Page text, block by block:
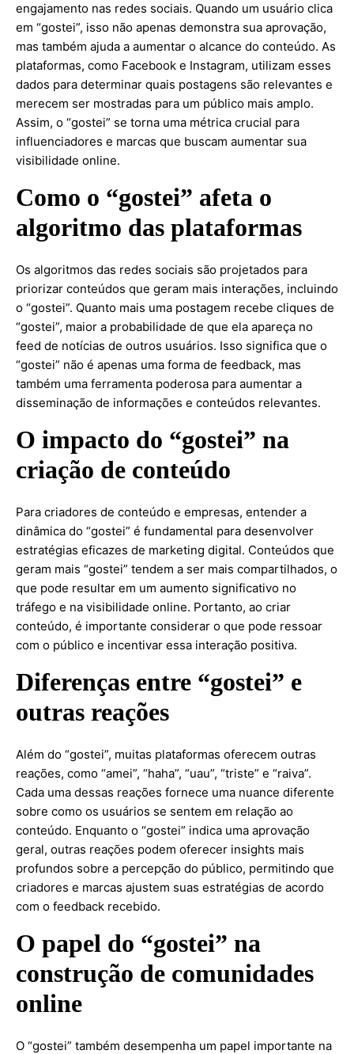
engajamento nas redes sociais. Quando um usuário clica
em “gostei”, isso não apenas demonstra sua aprovação,
mas também ajuda a aumentar o alcance do conteúdo. As
plataformas, como Facebook e Instagram, utilizam esses
dados para determinar quais postagens são relevantes e
merecem ser mostradas para um público mais amplo.
Assim, o “gostei” se torna uma métrica crucial para
influenciadores e marcas que buscam aumentar sua
visibilidade online.
Como o “gostei” afeta o
algoritmo das plataformas
Os algoritmos das redes sociais são projetados para
priorizar conteúdos que geram mais interações, incluindo
o “gostei”. Quanto mais uma postagem recebe cliques de
“gostei”, maior a probabilidade de que ela apareça no
feed de notícias de outros usuários. Isso significa que o
“gostei” não é apenas uma forma de feedback, mas
também uma ferramenta poderosa para aumentar a
disseminação de informações e conteúdos relevantes.
O impacto do “gostei” na
criação de conteúdo
Para criadores de conteúdo e empresas, entender a
dinâmica do “gostei” é fundamental para desenvolver
estratégias eficazes de marketing digital. Conteúdos que
geram mais “gostei” tendem a ser mais compartilhados, o
que pode resultar em um aumento significativo no
tráfego e na visibilidade online. Portanto, ao criar
conteúdo, é importante considerar o que pode ressoar
com o público e incentivar essa interação positiva.
Diferenças entre “gostei” e
outras reações
Além do “gostei”, muitas plataformas oferecem outras
reações, como “amei”, “haha”, “uau”, “triste” e “raiva”.
Cada uma dessas reações fornece uma nuance diferente
sobre como os usuários se sentem em relação ao
conteúdo. Enquanto o “gostei” indica uma aprovação
geral, outras reações podem oferecer insights mais
profundos sobre a percepção do público, permitindo que
criadores e marcas ajustem suas estratégias de acordo
com o feedback recebido.
O papel do “gostei” na
construção de comunidades
online
O “gostei” também desempenha um papel importante na